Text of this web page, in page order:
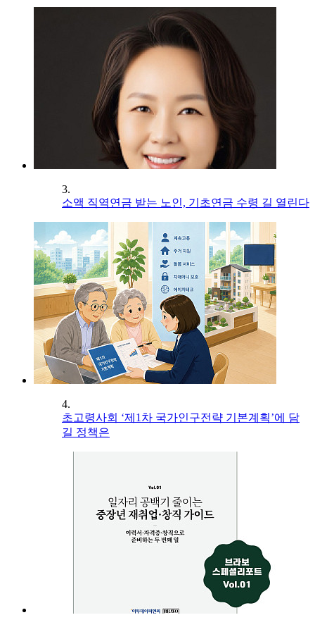
3.
소액 직역연금 받는 노인, 기초연금 수령 길 열린다
4.
초고령사회 ‘제1차 국가인구전략 기본계획’에 담
길 정책은